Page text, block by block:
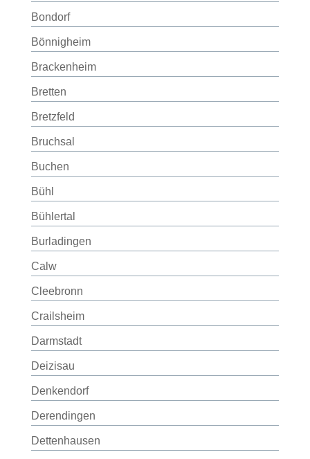
Bondorf
Bönnigheim
Brackenheim
Bretten
Bretzfeld
Bruchsal
Buchen
Bühl
Bühlertal
Burladingen
Calw
Cleebronn
Crailsheim
Darmstadt
Deizisau
Denkendorf
Derendingen
Dettenhausen